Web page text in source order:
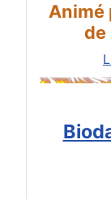
Animé
de